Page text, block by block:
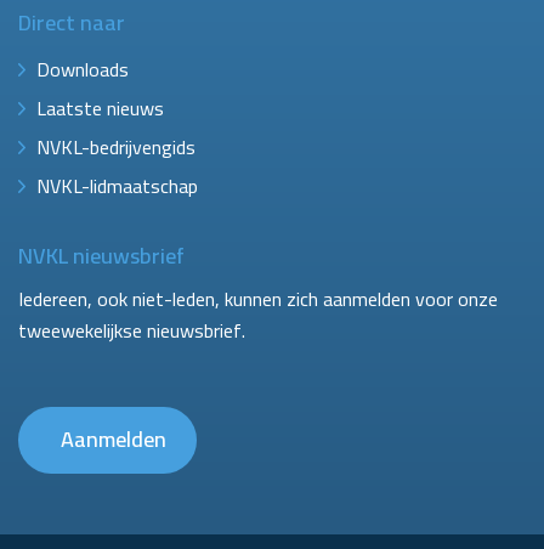
Direct naar
Downloads
Laatste nieuws
NVKL-bedrijvengids
NVKL-lidmaatschap
NVKL nieuwsbrief
Iedereen, ook niet-leden, kunnen zich aanmelden voor onze
tweewekelijkse nieuwsbrief.
Aanmelden